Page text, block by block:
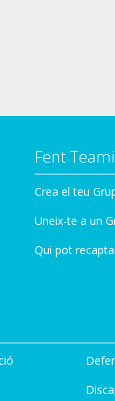
Fent
Crea el teu
Uneix-te a un
Qui pot